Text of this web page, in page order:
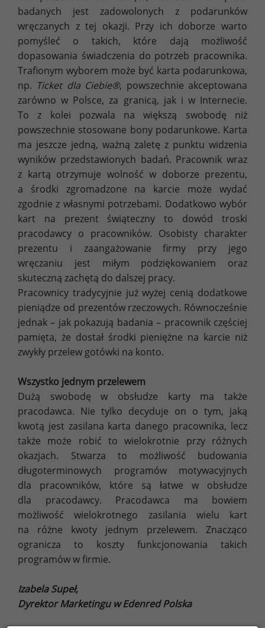
badanych jest zadowolonych z podarunków
wręczanych z tej okazji. Przy ich doborze warto
pomyśleć o takich, które dają możliwość
dopasowania świadczenia do potrzeb pracownika.
Trafionym wyborem może być karta podarunkowa,
np. Ticket dla Ciebie®, powszechnie akceptowana
zarówno w Polsce, za granicą, jak i w Internecie.
To z kolei pozwala na większą swobodę niż
powszechnie stosowane bony podarunkowe. Karta
ma jeszcze jedną, ważną zaletę z punktu widzenia
wyników przedstawionych badań. Pracownik wraz
z kartą otrzymuje wolność w doborze prezentu,
a środki zgromadzone na karcie może wydać
zgodnie z własnymi potrzebami. Dodatkowo wybór
kart na prezent świąteczny to dowód troski
pracodawcy o pracowników. Osobisty charakter
prezentu i zaangażowanie firmy przy jego
wręczaniu jest miłym podziękowaniem oraz
skuteczną zachętą do dalszej pracy.
Pracownicy tradycyjnie już wyżej cenią dodatkowe
pieniądze od prezentów rzeczowych. Równocześnie
jednak – jak pokazują badania – pracownik częściej
pamięta, że dostał środki pieniężne na karcie niż
zwykły przelew gotówki na konto.
Wszystko jednym przelewem
Dużą swobodę w obsłudze karty ma także
pracodawca. Nie tylko decyduje on o tym, jaką
kwotą jest zasilana karta danego pracownika, lecz
także może robić to wielokrotnie przy różnych
okazjach. Stwarza to możliwość budowania
długoterminowych programów motywacyjnych
dla pracowników, które są łatwe w obsłudze
dla pracodawcy. Pracodawca ma bowiem
możliwość wielokrotnego zasilania wielu kart
na różne kwoty jednym przelewem. Znacząco
ogranicza to koszty funkcjonowania takich
programów w firmie.
Izabela Supeł,
Dyrektor Marketingu w Edenred Polska